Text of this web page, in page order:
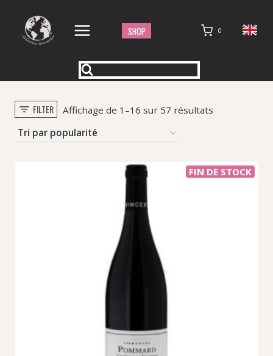
contenu
SHOP 0
FILTER Affichage de 1–16 sur 57 résultatsTrié
FIN DE STOCK